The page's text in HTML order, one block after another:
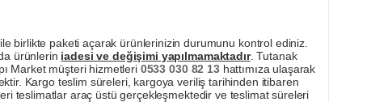
birlikte paketi açarak ürünlerinizin durumunu kontrol ediniz.
ürünlerin iadesi ve değişimi yapılmamaktadır. Tutanak
Market müşteri hizmetleri 0533 030 82 13hattımıza ulaşarak
Kargo teslim süreleri, kargoya veriliş tarihinden itibaren
teslimatlar araç üstü gerçekleşmektedir ve teslimat süreleri